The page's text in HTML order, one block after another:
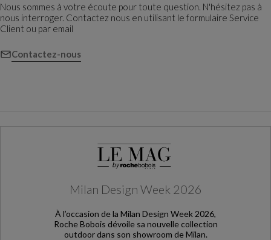
Nous sommes à votre écoute pour toute question. N'hésitez pas à
nous interroger. Contactez nous en utilisant le formulaire Service
Client ou par email
Contactez-nous
Milan Design Week 2026
À l’occasion de la Milan Design Week 2026,
Roche Bobois dévoile sa nouvelle collection
outdoor dans son showroom de Milan.